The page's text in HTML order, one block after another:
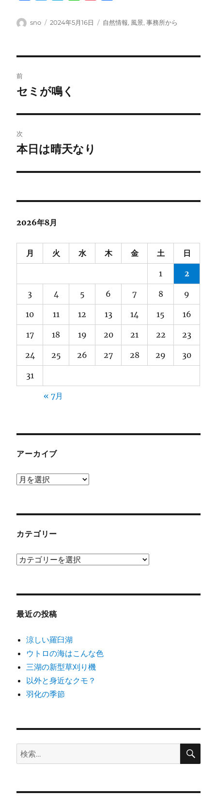
c
o
i
e
t
a
n
c
t
投
sno
投
2024年5月16日
カ
自然情報, 風景,事務所から
稿
ビ
ゲ
ー
ン
前
前
投
稿:
セミが鳴く
次
次
投
本日は晴天なり
2026年8月
月 火 水 木 金 土 日
1 2
3 4 5 6 7 8 9
10 11 12 13 14 15 16
17 18 19 20 21 22 23
24 25 26 27 28 29 30
31
« 7月
アーカイブ
ア
ブ
カテゴリー
カ
ー
最近の投稿
涼しい羅臼湖
ウトロの海はこんな色
三湖の新型草刈り機
以外と身近なクモ？
羽化の季節
検
索:
検